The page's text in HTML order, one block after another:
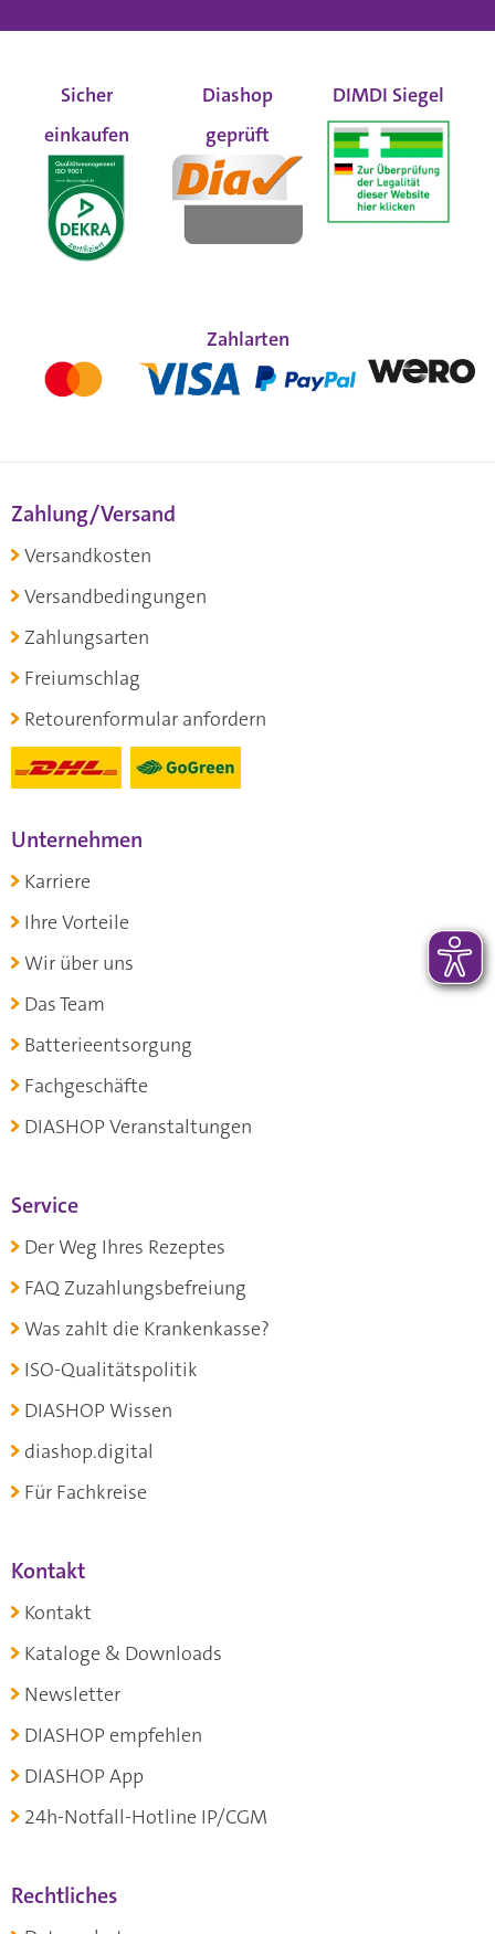
Sicher
einkaufen
Diashop
geprüft
DIMDI Siegel
Zahlarten
Zahlung/Versand
Versandkosten
Versandbedingungen
Zahlungsarten
Freiumschlag
Retourenformular anfordern
Unternehmen
Karriere
Ihre Vorteile
Wir über uns
Das Team
Batterieentsorgung
Fachgeschäfte
DIASHOP Veranstaltungen
Service
Der Weg Ihres Rezeptes
FAQ Zuzahlungsbefreiung
Was zahlt die Krankenkasse?
ISO-Qualitätspolitik
DIASHOP Wissen
diashop.digital
Für Fachkreise
Kontakt
Kontakt
Kataloge & Downloads
Newsletter
DIASHOP empfehlen
DIASHOP App
24h-Notfall-Hotline IP/CGM
Rechtliches